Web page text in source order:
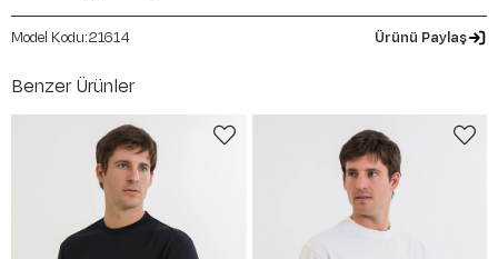
21614 Ürünü Paylaş
Benzer Ürünler